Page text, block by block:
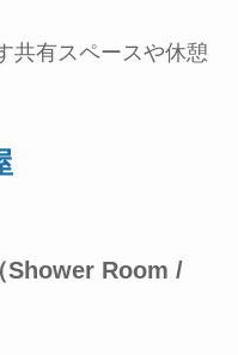
共有スペースや休憩
Shower Room /